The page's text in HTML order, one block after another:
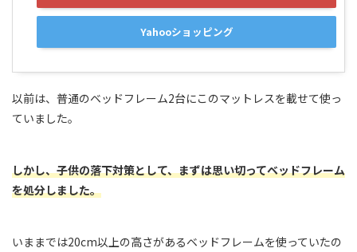
Yahooショッピング
以前は、普通のベッドフレーム2台にこのマットレスを載せて使っ
ていました。
しかし、子供の落下対策として、まずは思い切ってベッドフレーム
を処分しました。
いままでは20cm以上の高さがあるベッドフレームを使っていたの